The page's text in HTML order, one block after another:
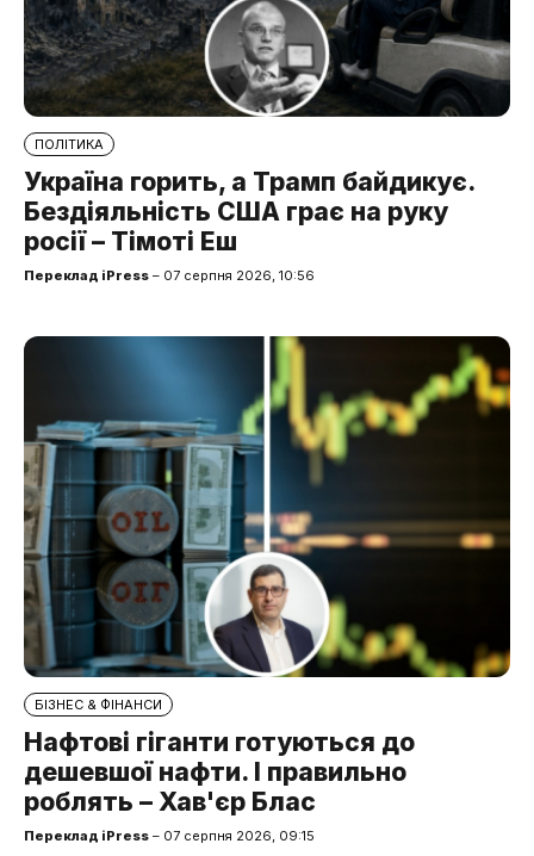
ПОЛІТИКА
Україна горить, а Трамп байдикує.
Бездіяльність США грає на руку
росії – Тімоті Еш
Переклад iPress – 07 серпня 2026, 10:56
БІЗНЕС & ФІНАНСИ
Нафтові гіганти готуються до
дешевшої нафти. І правильно
роблять – Хав'єр Блас
Переклад iPress – 07 серпня 2026, 09:15